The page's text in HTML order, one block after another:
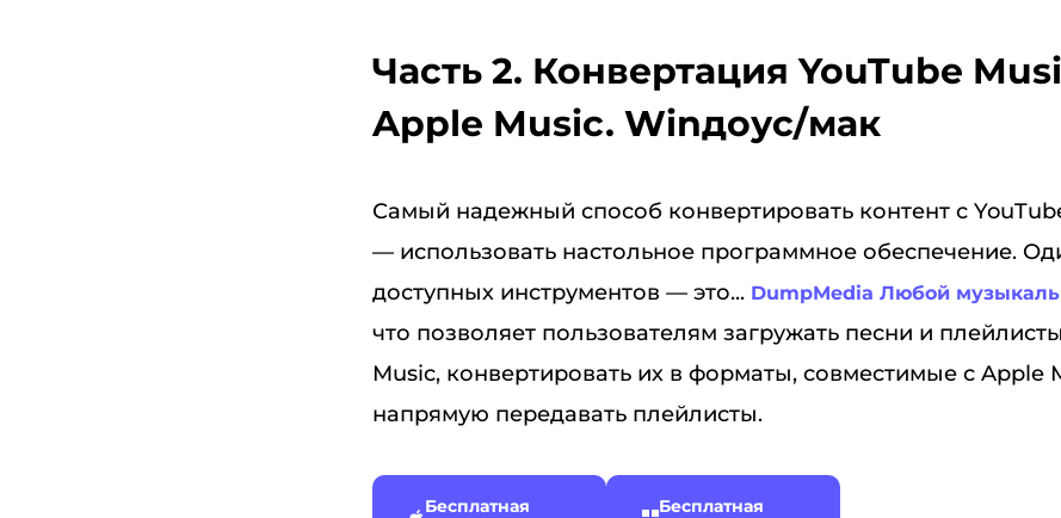
Часть 2. Конвертация YouTube
Apple Music. Winдоус/мак
Самый надежный способ конвертировать контент с
— использовать настольное программное обеспечение.
доступных инструментов — это... DumpMedia Любой
что позволяет пользователям загружать песни и
Music, конвертировать их в форматы, совместимые с Apple
напрямую передавать плейлисты.
Бесплатная
Бесплатная